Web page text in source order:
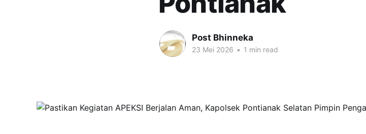
Post Bhinneka
23 Mei 2026 • 1 min read